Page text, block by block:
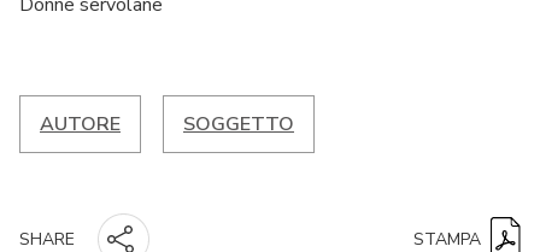
AUTORE SOGGETTO
SHARE STAMPA